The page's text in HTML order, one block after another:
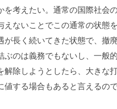
を考えたい。通常の国際社会
ないことでこの通常の状態
が長く続いてきた状態で、撤
ぶのは義務でもないし、一般
解除しようとしたら、大きな
値する場合もあると言えるの